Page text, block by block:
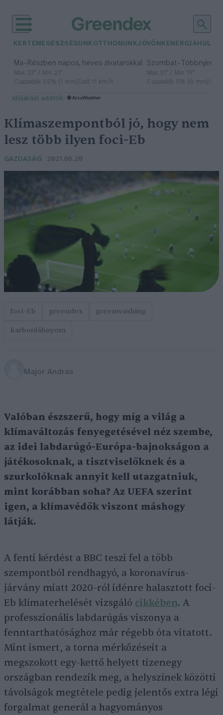
KERTEM EGÉSZSÉGÜNK OTTHONUNKJÖVŐNK ENERGIA
Ma– Részben napos, heves zivatarokkal
Max 33° / Min 21°
Csapadék: 55% (1 mm)Szél: 11 km/h
Szombat– Többnyire
Max 31° / Min 19°
Csapadék: 5% (0 mm)
időjárási adatok:
Klímaszempontból jó, hogy nem
lesz több ilyen foci-Eb
GAZDASÁG 2021.06.20
foci-Eb greendex
greenwashing
karbonlábnyom
Major András
Valóban észszerű, hogy míg a világ a
klímaváltozás fenyegetésével néz szembe,
az idei labdarúgó-Európa-bajnokságon a
játékosoknak, a tisztviselőknek és a
szurkolóknak annyit kell utazgatniuk,
mint korábban soha? Az UEFA szerint
igen, a klímavédők viszont máshogy
látják.
A fenti kérdést a BBC teszi fel a több
szempontból rendhagyó, a koronavírus-
járvány miatt 2020-ról idénre halasztott foci-
Eb klímaterhelését vizsgáló cikkében. A
professzionális labdarúgás viszonya a
fenntarthatósághoz már régebb óta vitatott.
Mint ismert, a torna mérkőzéseit a
megszokott egy-kettő helyett tizenegy
országban rendezik meg, a helyszínek közötti
távolságok megtétele pedig jelentős extra légi
forgalmat generál a hagyományos